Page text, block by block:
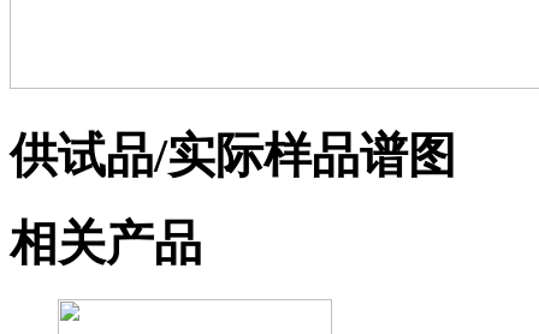
供试品/实际样品谱图
相关产品